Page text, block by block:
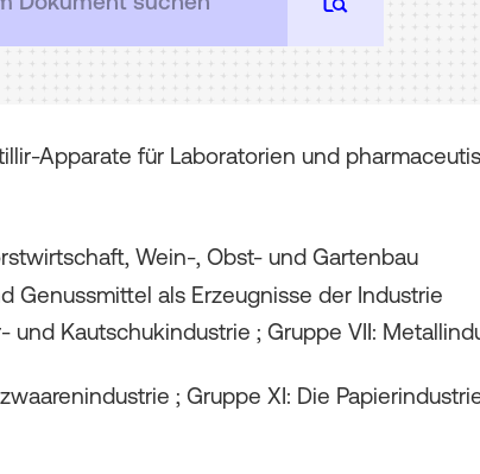
Apparate für Laboratorien und
Wein-, Obst- und Gartenbau
Genussmittel als Erzeugnisse der Industrie
und Kautschukindustrie ; Gruppe VII:
; Gruppe XI: Die